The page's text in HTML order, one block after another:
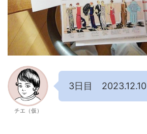
チエ（仮）
3日目 2023.12.10